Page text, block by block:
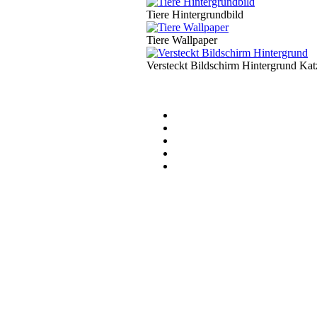
Tiere Hintergrundbild
Tiere Wallpaper
Versteckt Bildschirm Hintergrund